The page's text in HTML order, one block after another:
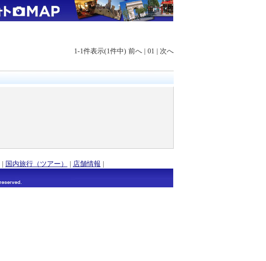
1-1件表示(1件中) 前へ | 01 | 次へ
| 国内旅行（ツアー） | 店舗情報 |